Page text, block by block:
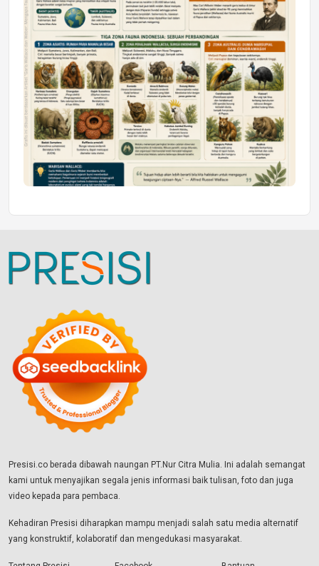
Presisi.co berada dibawah naungan PT.Nur Citra Mulia. Ini adalah semangat
kami untuk menyajikan segala jenis informasi baik tulisan, foto dan juga
video kepada para pembaca.
Kehadiran Presisi diharapkan mampu menjadi salah satu media alternatif
yang konstruktif, kolaboratif dan mengedukasi masyarakat.